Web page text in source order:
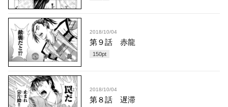
2018/10/04
第９話 赤龍
150pt
2018/10/04
第８話 遅滞